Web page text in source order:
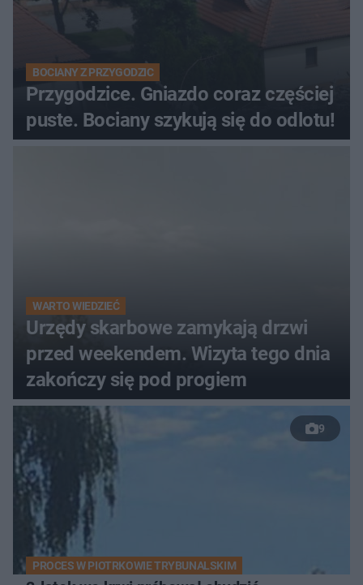
BOCIANY Z PRZYGODZIC
Przygodzice. Gniazdo coraz częściej
puste. Bociany szykują się do odlotu!
WARTO WIEDZIEĆ
Urzędy skarbowe zamykają drzwi
przed weekendem. Wizyta tego dnia
zakończy się pod progiem
9
PROCES W PIOTRKOWIE TRYBUNALSKIM